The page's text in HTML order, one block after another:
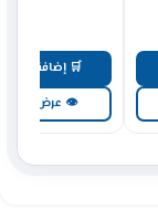
🛒 إضافة للسلة
👁 عرض سريع